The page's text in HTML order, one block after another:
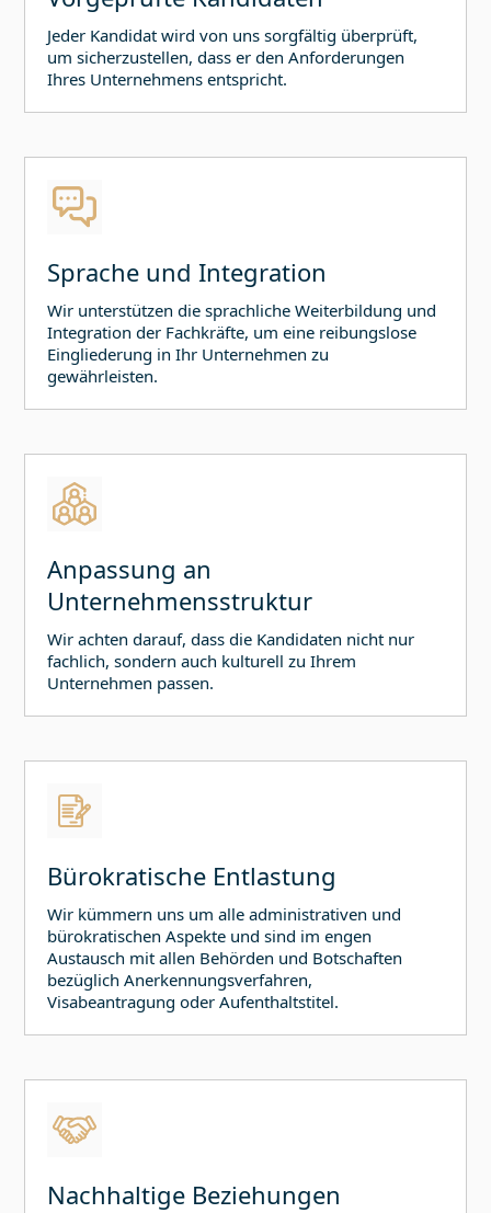
Jeder Kandidat wird von uns sorgfältig überprüft,
um sicherzustellen, dass er den Anforderungen
Ihres Unternehmens entspricht.
Sprache und Integration
Wir unterstützen die sprachliche Weiterbildung und
Integration der Fachkräfte, um eine reibungslose
Eingliederung in Ihr Unternehmen zu
gewährleisten.
Anpassung an
Unternehmensstruktur
Wir achten darauf, dass die Kandidaten nicht nur
fachlich, sondern auch kulturell zu Ihrem
Unternehmen passen.
Bürokratische Entlastung
Wir kümmern uns um alle administrativen und
bürokratischen Aspekte und sind im engen
Austausch mit allen Behörden und Botschaften
bezüglich Anerkennungsverfahren,
Visabeantragung oder Aufenthaltstitel.
Nachhaltige Beziehungen